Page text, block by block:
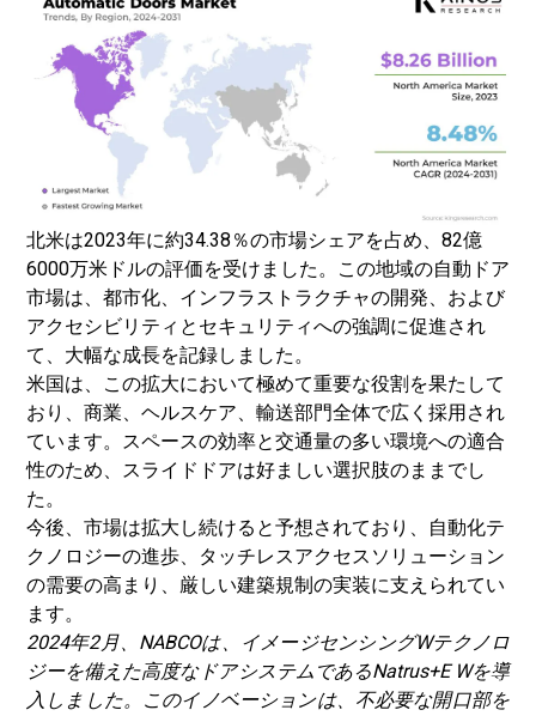
北米は2023年に約34.38％の市場シェアを占め、82億
6000万米ドルの評価を受けました。この地域の自動ドア
市場は、都市化、インフラストラクチャの開発、および
アクセシビリティとセキュリティへの強調に促進され
て、大幅な成長を記録しました。
米国は、この拡大において極めて重要な役割を果たして
おり、商業、ヘルスケア、輸送部門全体で広く採用され
ています。スペースの効率と交通量の多い環境への適合
性のため、スライドドアは好ましい選択肢のままでし
た。
今後、市場は拡大し続けると予想されており、自動化テ
クノロジーの進歩、タッチレスアクセスソリューション
の需要の高まり、厳しい建築規制の実装に支えられてい
ます。
2024年2月、NABCOは、イメージセンシングWテクノロ
ジーを備えた高度なドアシステムであるNatrus+E Wを導
入しました。このイノベーションは、不必要な開口部を